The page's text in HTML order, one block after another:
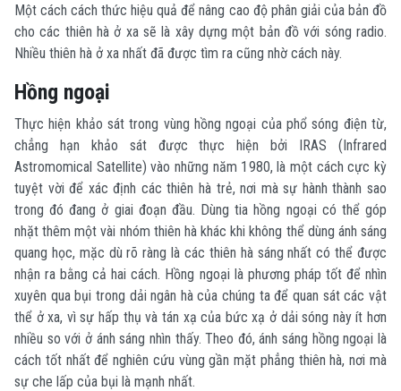
Một cách cách thức hiệu quả để nâng cao độ phân giải của bản đồ
cho các thiên hà ở xa sẽ là xây dựng một bản đồ với sóng radio.
Nhiều thiên hà ở xa nhất đã được tìm ra cũng nhờ cách này.
Hồng ngoại
Thực hiện khảo sát trong vùng hồng ngoại của phổ sóng điện từ,
chẳng hạn khảo sát được thực hiện bởi IRAS (Infrared
Astromomical Satellite) vào những năm 1980, là một cách cực kỳ
tuyệt vời để xác định các thiên hà trẻ, nơi mà sự hành thành sao
trong đó đang ở giai đoạn đầu. Dùng tia hồng ngoại có thể góp
nhặt thêm một vài nhóm thiên hà khác khi không thể dùng ánh sáng
quang học, mặc dù rõ ràng là các thiên hà sáng nhất có thể được
nhận ra bằng cả hai cách. Hồng ngoại là phương pháp tốt để nhìn
xuyên qua bụi trong dải ngân hà của chúng ta để quan sát các vật
thể ở xa, vì sự hấp thụ và tán xạ của bức xạ ở dải sóng này ít hơn
nhiều so với ở ánh sáng nhìn thấy. Theo đó, ánh sáng hồng ngoại là
cách tốt nhất để nghiên cứu vùng gần mặt phẳng thiên hà, nơi mà
sự che lấp của bụi là mạnh nhất.